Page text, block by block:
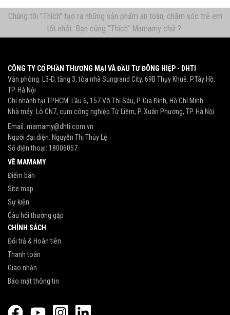
Chúng tôi "Thích" tạo ra những sản phẩm an toàn, chăm sóc trẻ em
tốt nhất. Bạn cũng "Thích" Mamamy chứ ?
CÔNG TY CỔ PHẦN THƯƠNG MẠI VÀ ĐẦU TƯ ĐÔNG HIỆP - DHTI
Văn phòng: L3-D, tầng 3, tòa nhà Sungrand City, 69B Thụy Khuê. P.Tây Hồ,
TP. Hà Nội
Chi nhánh tại TP.HCM: Lầu 6, 157 Võ Thị Sáu, P. Gia Định, Hồ Chí Minh
Nhà máy: Lô CN7, cụm công nghiệp Từ Liêm, P. Xuân Phương, TP. Hà Nội
Email: mamamy@dhti.com.vn
Người đại diện: Nguyễn Thị Thủy Lệ
Số điện thoại: 18006057
VỀ MAMAMY
Điểm bán
Site map
Sự kiện
Câu hỏi thường gặp
CHÍNH SÁCH
Đổi trả & Hoàn tiền
Thanh toán
Giao nhận
Bảo mật thông tin